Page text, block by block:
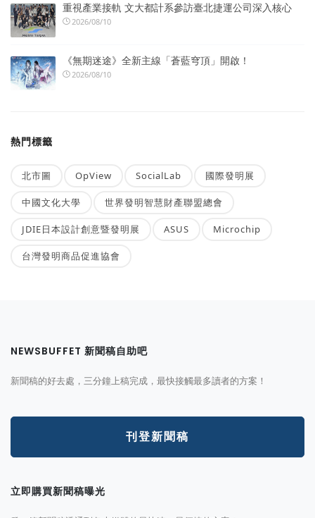
重視產業接軌 文大都計系參訪臺北捷運公司深入核心
2026/08/10
《無期迷途》全新主線「蒼藍穹頂」開啟！
2026/08/10
熱門標籤
北市圖 OpView SocialLab 國際發明展
中國文化大學 世界發明智慧財產聯盟總會
JDIE日本設計創意暨發明展 ASUS Microchip
台灣發明商品促進協會
NEWSBUFFET 新聞稿自助吧
新聞稿的好去處，三分鐘上稿完成，最快接觸最多讀者的方案！
刊登新聞稿
立即購買新聞稿曝光